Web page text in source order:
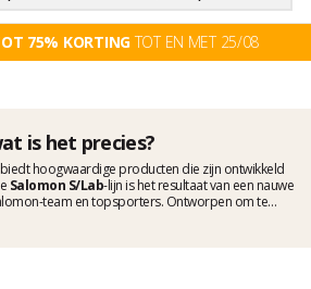
75% KORTINGTOT EN MET 25/08
is het precies?
biedt hoogwaardige producten die zijn ontwikkeld
Salomon S/Lab-lijn is het resultaat van een nauwe
team en topsporters. Ontworpen om te
veeleisende atleten, levert deze collectie